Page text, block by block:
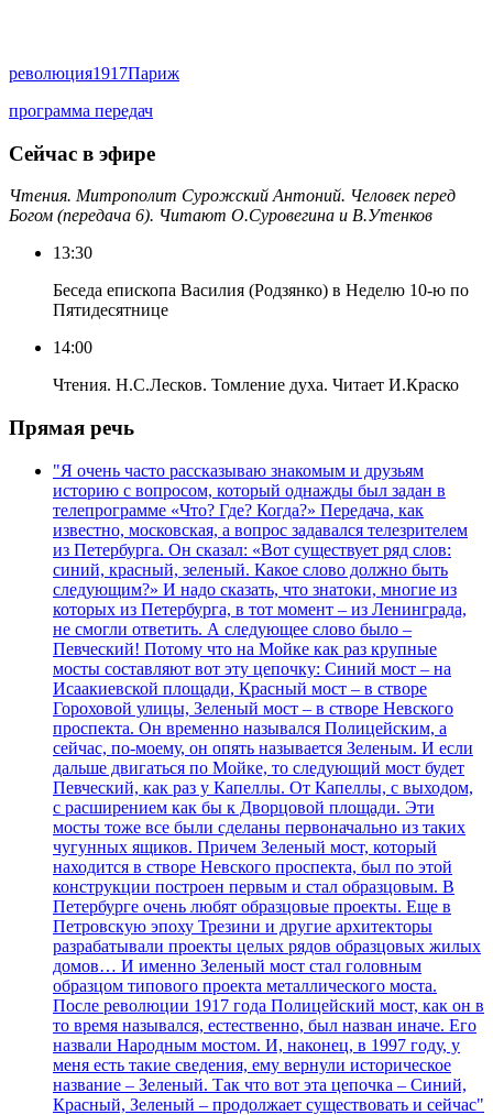
революция1917Париж
программа передач
Сейчас в эфире
Чтения. Митрополит Сурожский Антоний. Человек перед
Богом (передача 6). Читают О.Суровегина и В.Утенков
13:30
Беседа епископа Василия (Родзянко) в Неделю 10-ю по
Пятидесятнице
14:00
Чтения. Н.С.Лесков. Томление духа. Читает И.Краско
Прямая речь
"Я очень часто рассказываю знакомым и друзьям
историю с вопросом, который однажды был задан в
телепрограмме «Что? Где? Когда?» Передача, как
известно, московская, а вопрос задавался телезрителем
из Петербурга. Он сказал: «Вот существует ряд слов:
синий, красный, зеленый. Какое слово должно быть
следующим?» И надо сказать, что знатоки, многие из
которых из Петербурга, в тот момент – из Ленинграда,
не смогли ответить. А следующее слово было –
Певческий! Потому что на Мойке как раз крупные
мосты составляют вот эту цепочку: Синий мост – на
Исаакиевской площади, Красный мост – в створе
Гороховой улицы, Зеленый мост – в створе Невского
проспекта. Он временно назывался Полицейским, а
сейчас, по-моему, он опять называется Зеленым. И если
дальше двигаться по Мойке, то следующий мост будет
Певческий, как раз у Капеллы. От Капеллы, с выходом,
с расширением как бы к Дворцовой площади. Эти
мосты тоже все были сделаны первоначально из таких
чугунных ящиков. Причем Зеленый мост, который
находится в створе Невского проспекта, был по этой
конструкции построен первым и стал образцовым. В
Петербурге очень любят образцовые проекты. Еще в
Петровскую эпоху Трезини и другие архитекторы
разрабатывали проекты целых рядов образцовых жилых
домов… И именно Зеленый мост стал головным
образцом типового проекта металлического моста.
После революции 1917 года Полицейский мост, как он в
то время назывался, естественно, был назван иначе. Его
назвали Народным мостом. И, наконец, в 1997 году, у
меня есть такие сведения, ему вернули историческое
название – Зеленый. Так что вот эта цепочка – Синий,
Красный, Зеленый – продолжает существовать и сейчас"